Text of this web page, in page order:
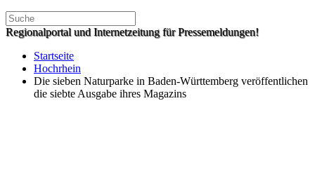
Regionalportal und Internetzeitung für Pressemeldungen!
Startseite
Hochrhein
Die sieben Naturparke in Baden-Württemberg veröffentlichen
die siebte Ausgabe ihres Magazins